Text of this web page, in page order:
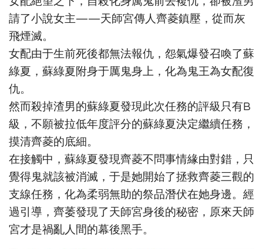
請了小說女主——天師宮傳人齊菱鎮壓，從而灰
飛煙滅。
女配由于生前死後都無法報仇，怨氣爆發召喚了蘇
綠夏，蘇綠夏附身于厲鬼身上，化為鬼王為女配復
仇。
然而殺掉渣男的蘇綠夏發現此次任務的評級只有B
級，不願被拉低年度評分的蘇綠夏決定繼續任務，
摸清齊菱的底細。
在接觸中，蘇綠夏發現齊菱不問事情緣由對錯，只
覺得鬼就該被消滅，于是她開始了拯救齊菱三觀的
支線任務，化為柔弱無助的祭品潛伏在她身邊。經
過引導，齊萎發現了天師宮身後的秘密，原來天師
宮才是禍亂人間的幕後黑手。